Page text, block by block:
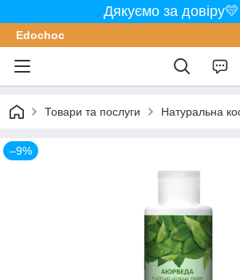
Дякуємо за
Edochoс
Товари та послуги Натуральна
–9%